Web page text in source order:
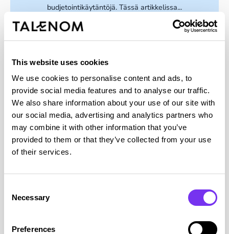
This website uses cookies
We use cookies to personalise content and ads, to
provide social media features and to analyse our traffic.
We also share information about your use of our site with
our social media, advertising and analytics partners who
may combine it with other information that you’ve
provided to them or that they’ve collected from your use
of their services.
Selection
Necessary
Preferences
budjetointikäytäntöjä. Tässä artikkelissa...
Lue julkaisu
Talenom pk-yritysbarometri
7/26
Talenomin barometri tarjoaa tietoa kotimaisen pk-
yrityskentän ja toimialojen suhdannevaihteluista
yritysten ja tiedotusvälineiden käyttöön....